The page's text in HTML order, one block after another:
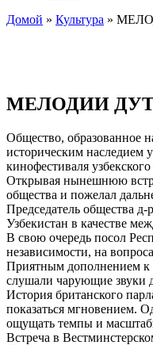
Домой » Культура »
МЕЛОДИИ
Общество, образованное
историческим наследием
кинофестиваля
Открывая нынешнюю
общества и пожелал
Председатель общества
Узбекистан в качестве
В свою очередь посол
независимости, на
Приятным дополнением к
слушали чарующие звуки
История британского
показаться мгновением.
ощущать темпы и
Встреча в